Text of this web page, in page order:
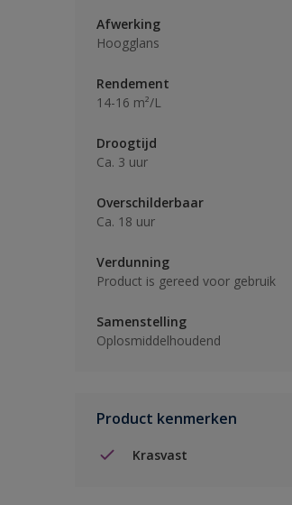
Afwerking
Hoogglans
Rendement
14-16 m²/L
Droogtijd
Ca. 3 uur
Overschilderbaar
Ca. 18 uur
Verdunning
Product is gereed voor gebruik
Samenstelling
Oplosmiddelhoudend
Product kenmerken
Krasvast